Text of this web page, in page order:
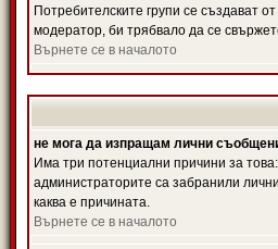
Потребителските групи се създават
модератор, би трябвало да се
Върнете се в началото
не мога да изпращам лични
Има три потенциални причини за
администраторите са забранили
каква е причината.
Върнете се в началото